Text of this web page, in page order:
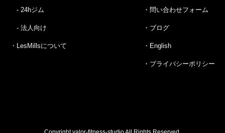
- 24hジム
- 法人向け
・LesMillsについて
・問い合わせフォーム
・ブログ
・English
・プライバシーポリシー